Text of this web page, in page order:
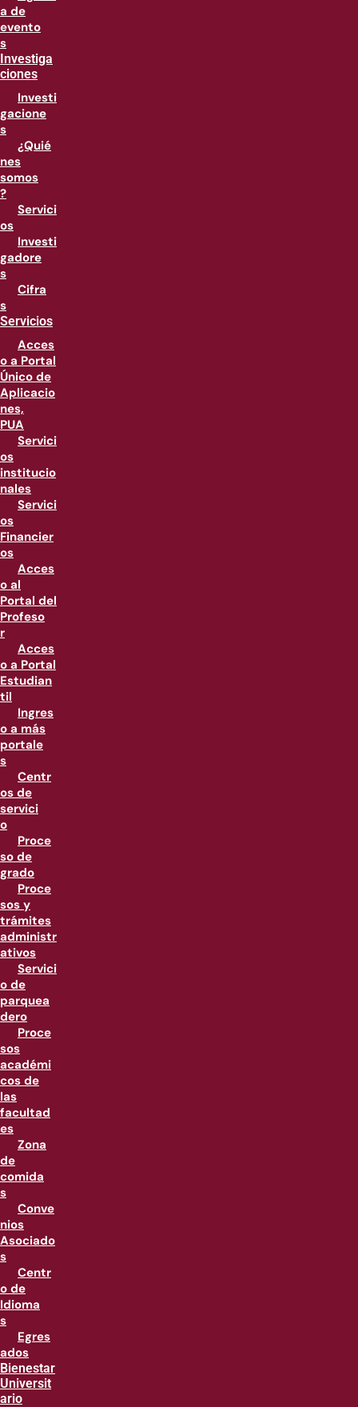
a de
evento
s
Investiga
ciones
Investi
gacione
s
¿Quié
nes
somos
?
Servici
os
Investi
gadore
s
Cifra
s
Servicios
Acces
o a Portal
Único de
Aplicacio
nes,
PUA
Servici
os
institucio
nales
Servici
os
Financier
os
Acces
o al
Portal del
Profeso
r
Acces
o a Portal
Estudian
til
Ingres
o a más
portale
s
Centr
os de
servici
o
Proce
so de
grado
Proce
sos y
trámites
administr
ativos
Servici
o de
parquea
dero
Proce
sos
académi
cos de
las
facultad
es
Zona
de
comida
s
Conve
nios
Asociado
s
Centr
o de
Idioma
s
Egres
ados
Bienestar
Universit
ario